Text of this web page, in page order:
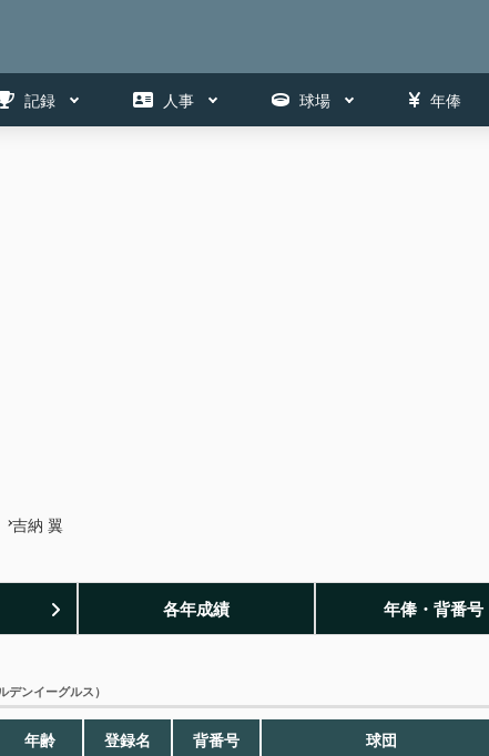
記録 人事 球場 年俸
吉納 翼
各年成績 年俸・背番号
デンイーグルス）
年齢 登録名 背番号 球団